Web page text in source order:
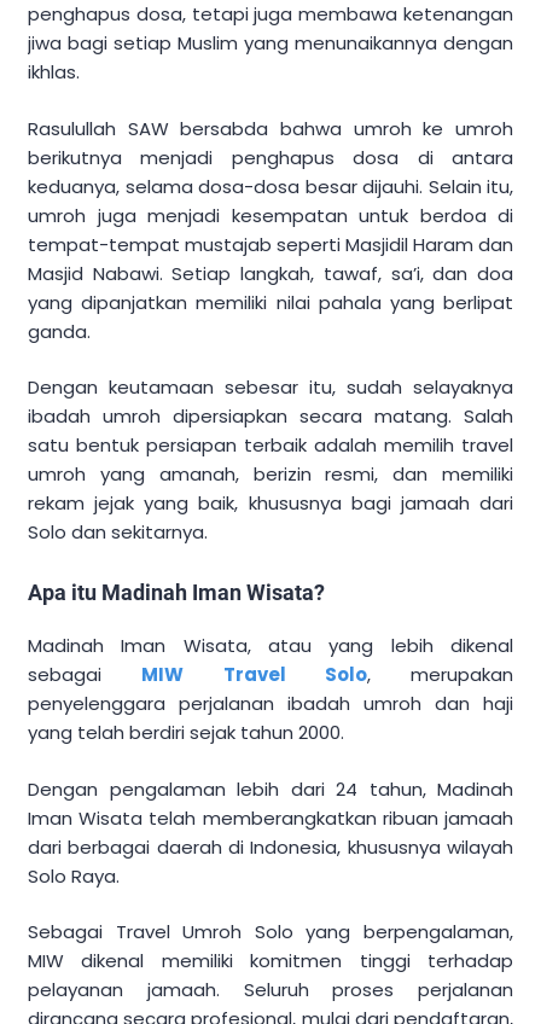
penghapus dosa, tetapi juga membawa ketenangan
jiwa bagi setiap Muslim yang menunaikannya dengan
ikhlas.
Rasulullah SAW bersabda bahwa umroh ke umroh
berikutnya menjadi penghapus dosa di antara
keduanya, selama dosa-dosa besar dijauhi. Selain itu,
umroh juga menjadi kesempatan untuk berdoa di
tempat-tempat mustajab seperti Masjidil Haram dan
Masjid Nabawi. Setiap langkah, tawaf, sa’i, dan doa
yang dipanjatkan memiliki nilai pahala yang berlipat
ganda.
Dengan keutamaan sebesar itu, sudah selayaknya
ibadah umroh dipersiapkan secara matang. Salah
satu bentuk persiapan terbaik adalah memilih travel
umroh yang amanah, berizin resmi, dan memiliki
rekam jejak yang baik, khususnya bagi jamaah dari
Solo dan sekitarnya.
Apa itu Madinah Iman Wisata?
Madinah Iman Wisata, atau yang lebih dikenal
sebagai MIW Travel Solo, merupakan
penyelenggara perjalanan ibadah umroh dan haji
yang telah berdiri sejak tahun 2000.
Dengan pengalaman lebih dari 24 tahun, Madinah
Iman Wisata telah memberangkatkan ribuan jamaah
dari berbagai daerah di Indonesia, khususnya wilayah
Solo Raya.
Sebagai Travel Umroh Solo yang berpengalaman,
MIW dikenal memiliki komitmen tinggi terhadap
pelayanan jamaah. Seluruh proses perjalanan
dirancang secara profesional, mulai dari pendaftaran,